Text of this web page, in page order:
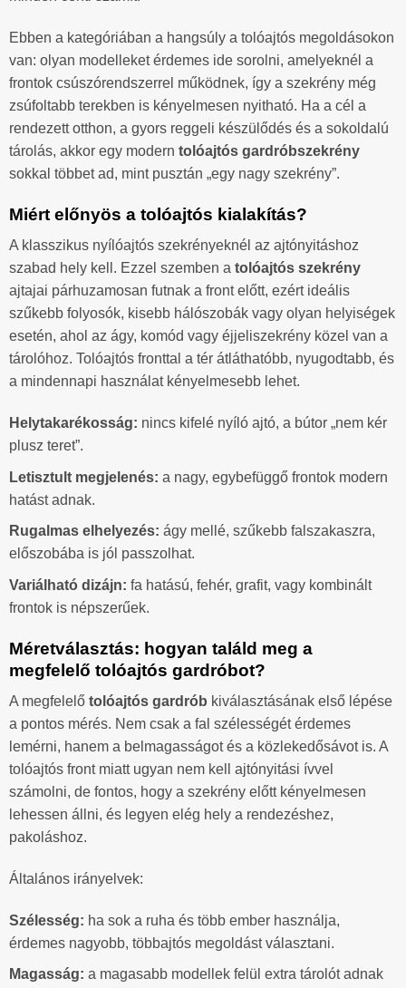
Ebben a kategóriában a hangsúly a tolóajtós megoldásokon
van: olyan modelleket érdemes ide sorolni, amelyeknél a
frontok csúszórendszerrel működnek, így a szekrény még
zsúfoltabb terekben is kényelmesen nyitható. Ha a cél a
rendezett otthon, a gyors reggeli készülődés és a sokoldalú
tárolás, akkor egy modern tolóajtós gardróbszekrény
sokkal többet ad, mint pusztán „egy nagy szekrény”.
Miért előnyös a tolóajtós kialakítás?
A klasszikus nyílóajtós szekrényeknél az ajtónyitáshoz
szabad hely kell. Ezzel szemben a tolóajtós szekrény
ajtajai párhuzamosan futnak a front előtt, ezért ideális
szűkebb folyosók, kisebb hálószobák vagy olyan helyiségek
esetén, ahol az ágy, komód vagy éjjeliszekrény közel van a
tárolóhoz. Tolóajtós fronttal a tér átláthatóbb, nyugodtabb, és
a mindennapi használat kényelmesebb lehet.
Helytakarékosság: nincs kifelé nyíló ajtó, a bútor „nem kér
plusz teret”.
Letisztult megjelenés: a nagy, egybefüggő frontok modern
hatást adnak.
Rugalmas elhelyezés: ágy mellé, szűkebb falszakaszra,
előszobába is jól passzolhat.
Variálható dizájn: fa hatású, fehér, grafit, vagy kombinált
frontok is népszerűek.
Méretválasztás: hogyan találd meg a
megfelelő tolóajtós gardróbot?
A megfelelő tolóajtós gardrób kiválasztásának első lépése
a pontos mérés. Nem csak a fal szélességét érdemes
lemérni, hanem a belmagasságot és a közlekedősávot is. A
tolóajtós front miatt ugyan nem kell ajtónyitási ívvel
számolni, de fontos, hogy a szekrény előtt kényelmesen
lehessen állni, és legyen elég hely a rendezéshez,
pakoláshoz.
Általános irányelvek:
Szélesség: ha sok a ruha és több ember használja,
érdemes nagyobb, többajtós megoldást választani.
Magasság: a magasabb modellek felül extra tárolót adnak